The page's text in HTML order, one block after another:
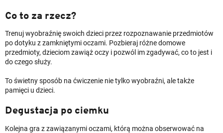
Co to za rzecz?
Trenuj wyobraźnię swoich dzieci przez rozpoznawanie przedmiotów
po dotyku z zamkniętymi oczami. Pozbieraj różne domowe
przedmioty, dzieciom zawiąż oczy i pozwól im zgadywać, co to jest i
do czego służy.
To świetny sposób na ćwiczenie nie tylko wyobraźni, ale także
pamięci u dzieci.
Degustacja po ciemku
Kolejna gra z zawiązanymi oczami, którą można obserwować na